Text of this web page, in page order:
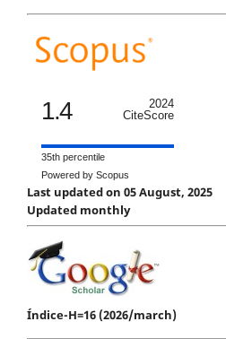
1.4
2024
CiteScore
35th percentile
Powered by Scopus
Last updated on 05 August, 2025
Updated monthly
Índice-H=16 (2026/march)